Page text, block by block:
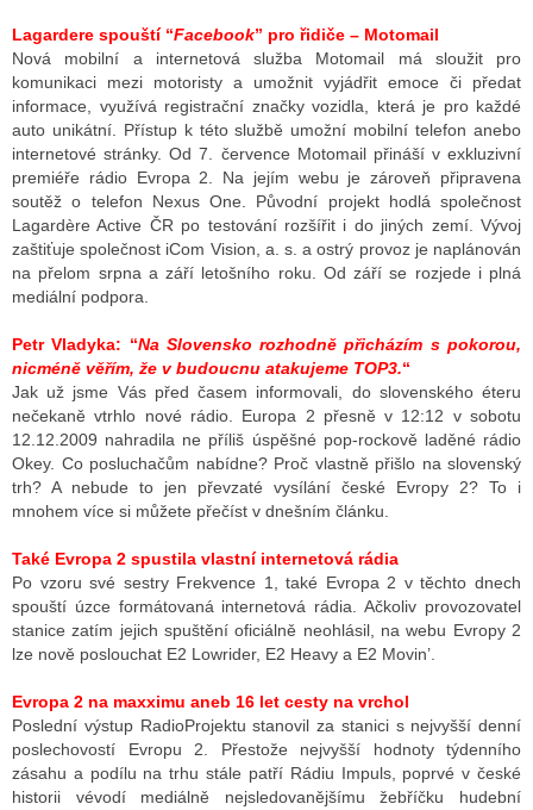
Lagardere spouští “Facebook” pro řidiče – Motomail
Nová mobilní a internetová služba Motomail má sloužit pro
komunikaci mezi motoristy a umožnit vyjádřit emoce či předat
informace, využívá registrační značky vozidla, která je pro každé
auto unikátní. Přístup k této službě umožní mobilní telefon anebo
internetové stránky. Od 7. července Motomail přináší v exkluzivní
premiéře rádio Evropa 2. Na jejím webu je zároveň připravena
soutěž o telefon Nexus One. Původní projekt hodlá společnost
Lagardère Active ČR po testování rozšířit i do jiných zemí. Vývoj
zaštiťuje společnost iCom Vision, a. s. a ostrý provoz je naplánován
na přelom srpna a září letošního roku. Od září se rozjede i plná
mediální podpora.
Petr Vladyka: “Na Slovensko rozhodně přicházím s pokorou,
nicméně věřím, že v budoucnu atakujeme TOP3.“
Jak už jsme Vás před časem informovali, do slovenského éteru
nečekaně vtrhlo nové rádio. Europa 2 přesně v 12:12 v sobotu
12.12.2009 nahradila ne příliš úspěšné pop-rockově laděné rádio
Okey. Co posluchačům nabídne? Proč vlastně přišlo na slovenský
trh? A nebude to jen převzaté vysílání české Evropy 2? To i
mnohem více si můžete přečíst v dnešním článku.
Také Evropa 2 spustila vlastní internetová rádia
Po vzoru své sestry Frekvence 1, také Evropa 2 v těchto dnech
spouští úzce formátovaná internetová rádia. Ačkoliv provozovatel
stanice zatím jejich spuštění oficiálně neohlásil, na webu Evropy 2
lze nově poslouchat E2 Lowrider, E2 Heavy a E2 Movin’.
Evropa 2 na maxximu aneb 16 let cesty na vrchol
Poslední výstup RadioProjektu stanovil za stanici s nejvyšší denní
poslechovostí Evropu 2. Přestože nejvyšší hodnoty týdenního
zásahu a podílu na trhu stále patří Rádiu Impuls, poprvé v české
historii vévodí mediálně nejsledovanějšímu žebříčku hudební